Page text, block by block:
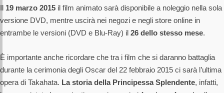
Il 19 marzo 2015 il film animato sarà disponibile a noleggio nella sola
versione DVD, mentre uscirà nei negozi e negli store online in
entrambe le versioni (DVD e Blu-Ray) il 26 dello stesso mese.
È importante anche ricordare che tra i film che si daranno battaglia
durante la cerimonia degli Oscar del 22 febbraio 2015 ci sarà l’ultima
opera di Takahata. La storia della Principessa Splendente, infatti,